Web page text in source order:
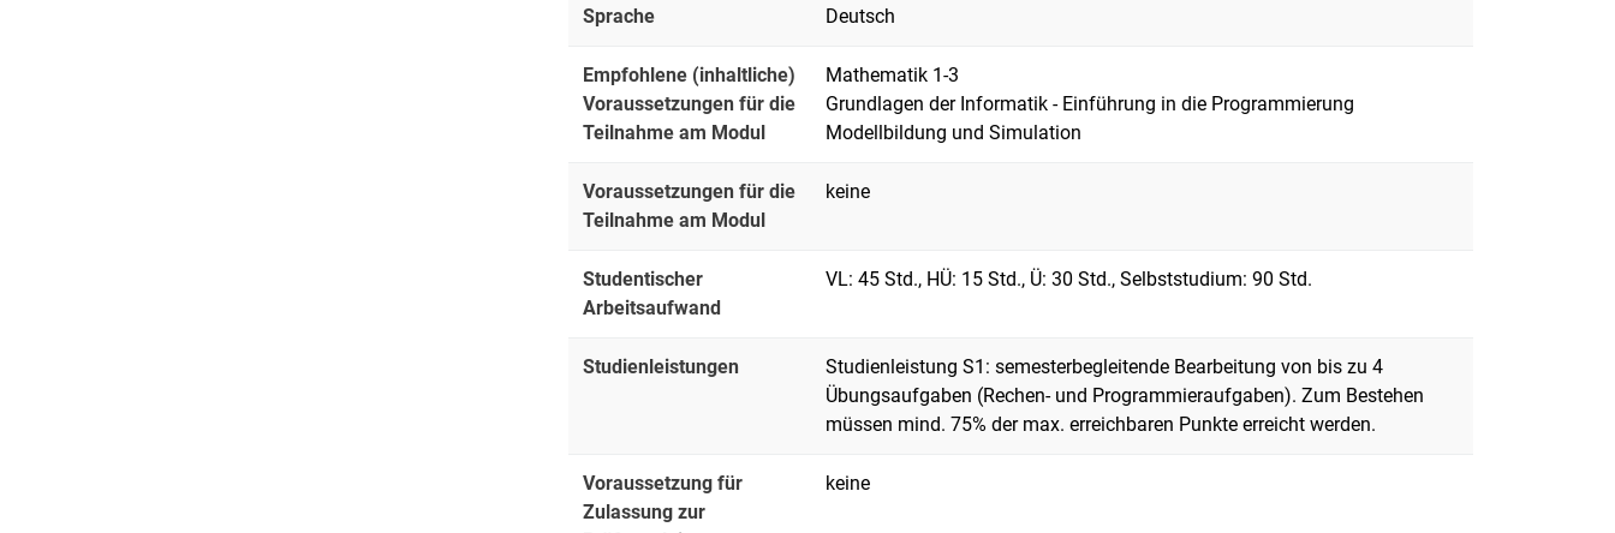
Sprache Deutsch
Empfohlene (inhaltliche)
Voraussetzungen für die
Teilnahme am Modul
Mathematik 1-3
Grundlagen der Informatik - Einführung in die Programmierung
Modellbildung und Simulation
Voraussetzungen für die
Teilnahme am Modul
keine
Studentischer
Arbeitsaufwand
VL: 45 Std., HÜ: 15 Std., Ü: 30 Std., Selbststudium: 90 Std.
Studienleistungen
Studienleistung S1: semesterbegleitende Bearbeitung von bis zu 4
Übungsaufgaben (Rechen- und Programmieraufgaben). Zum Bestehen
müssen mind. 75% der max. erreichbaren Punkte erreicht werden.
Voraussetzung für
Zulassung zur
keine